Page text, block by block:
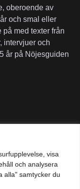
visa
och analysera
alla" samtycker du
oberoende av
och smal eller
på med texter från
intervjuer och
år på Nöjesguiden